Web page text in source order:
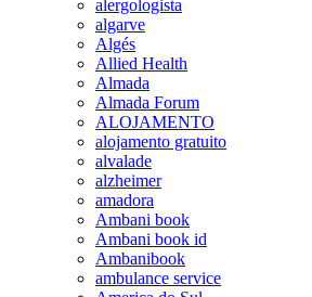
alergologista
algarve
Algés
Allied Health
Almada
Almada Forum
ALOJAMENTO
alojamento gratuito
alvalade
alzheimer
amadora
Ambani book
Ambani book id
Ambanibook
ambulance service